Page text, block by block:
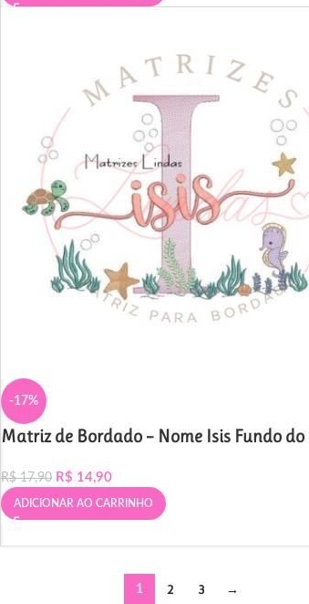
-17%
Matriz de Bordado – Nome Isis Fundo
R$17,90 R$ 14,90
ADICIONAR AO CARRINHO
1 2 3 →